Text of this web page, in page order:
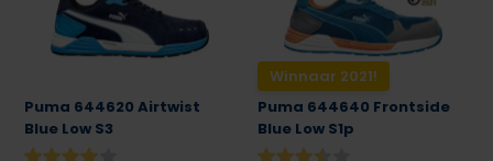
Puma 644620 Airtwist
Blue Low S3
Winnaar 2021!
Puma 644640 Frontside
Blue Low S1p